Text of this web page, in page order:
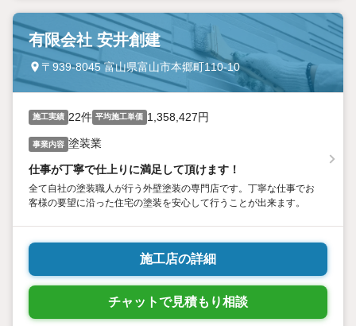
有限会社 安井創建
〒939-8045 富山県富山市本郷町110-10
施工実績 22件 平均施工単価 1,358,427円
事業内容 塗装業
仕事が丁寧で仕上りに満足して頂けます！
全て自社の塗装職人が行う外壁塗装の専門店です。丁寧な仕事でお
客様の要望に沿った住宅の塗装を安心して行うことが出来ます。
施工店の詳細
チャットで見積もり相談